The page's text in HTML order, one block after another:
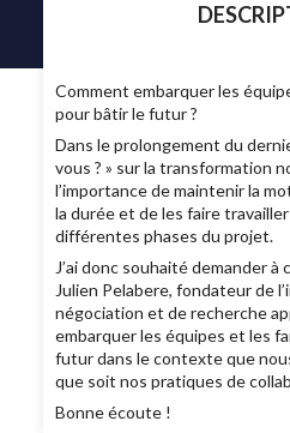
Comment embarquer les
pour bâtir le futur ?
Dans le prolongement du
vous ? » sur la transformation
l’importance de maintenir la
la durée et de les faire
différentes phases du projet.
J’ai donc souhaité demander à
Julien Pelabere, fondateur de
négociation et de recherche
embarquer les équipes et les
futur dans le contexte que
que soit nos pratiques de
Bonne écoute !